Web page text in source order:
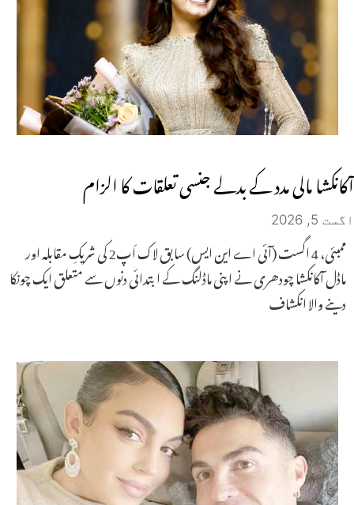
آکانکشا مالی مدد کے بدلے جنسی تعلقات کا الزام
اگست 5, 2026
ممبئی، 4 اگست (آئی اے این ایس) سابق لاک اَپ2 کی شریکِ مقابلہ اور
ماڈل آکانکشا چودھری نے اپنی ماڈلنگ کے ابتدائی دنوں سے متعلق ایک چونکا
دینے والا انکشاف